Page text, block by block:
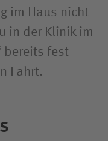
im Haus nicht
in der Klinik im
bereits fest
Fahrt.